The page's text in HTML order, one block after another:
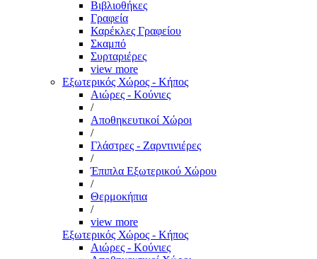
Βιβλιοθήκες
Γραφεία
Καρέκλες Γραφείου
Σκαμπό
Συρταριέρες
view more
Εξωτερικός Χώρος - Κήπος
Αιώρες - Κούνιες
/
Αποθηκευτικοί Χώροι
/
Γλάστρες - Ζαρντινιέρες
/
Έπιπλα Εξωτερικού Χώρου
/
Θερμοκήπια
/
view more
Εξωτερικός Χώρος - Κήπος
Αιώρες - Κούνιες